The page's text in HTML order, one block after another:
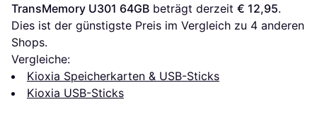
TransMemory U301 64GB beträgt derzeit € 12,95.
Dies ist der günstigste Preis im Vergleich zu 4 anderen
Shops.
Vergleiche:
Kioxia Speicherkarten & USB-Sticks
Kioxia USB-Sticks